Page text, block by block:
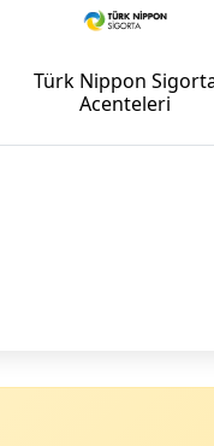
Türk Nippon
Acenteleri